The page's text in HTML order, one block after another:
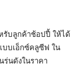
รับลูกค้าช้อปปี้ ให้ได้
บบเอ็กซ์คลูซีฟ ใน
นดังในราคา